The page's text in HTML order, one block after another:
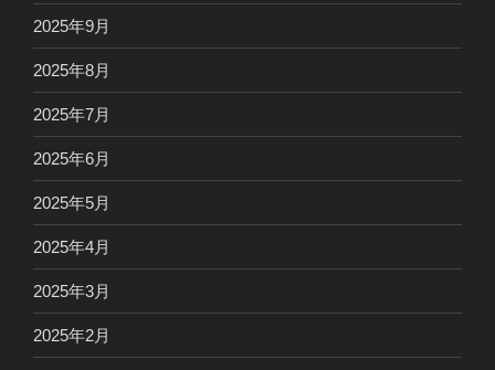
2025年9月
2025年8月
2025年7月
2025年6月
2025年5月
2025年4月
2025年3月
2025年2月